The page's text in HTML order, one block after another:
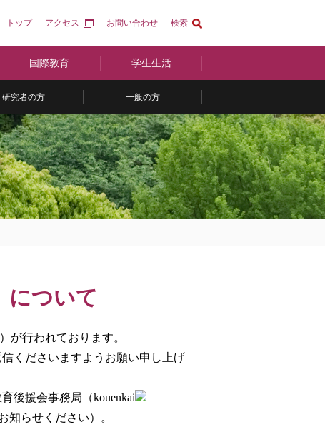
トップ アクセス お問い合わせ 検索
国際教育 学生生活
研究者の方 一般の方
について
が行われております。
くださいますようお願い申し上げ
後援会事務局（kouenkai
知らせください）。